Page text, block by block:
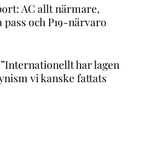
AC allt närmare,
pass och P19-närvaro
har lagen
vi kanske fattats